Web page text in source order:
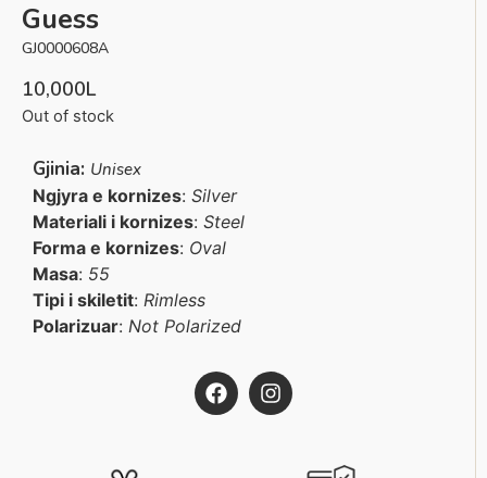
Guess
GJ0000608A
10,000L
Out of stock
Gjinia: Unisex
Ngjyra e kornizes: Silver
Materiali i kornizes: Steel
Forma e kornizes: Oval
Masa: 55
Tipi i skiletit: Rimless
Polarizuar: Not Polarized